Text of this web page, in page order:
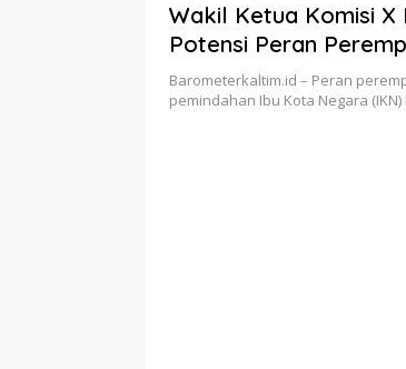
Wakil Ketua Komisi X
Potensi Peran
Nusantara
Barometerkaltim.id – Peran
pemindahan Ibu Kota Negara